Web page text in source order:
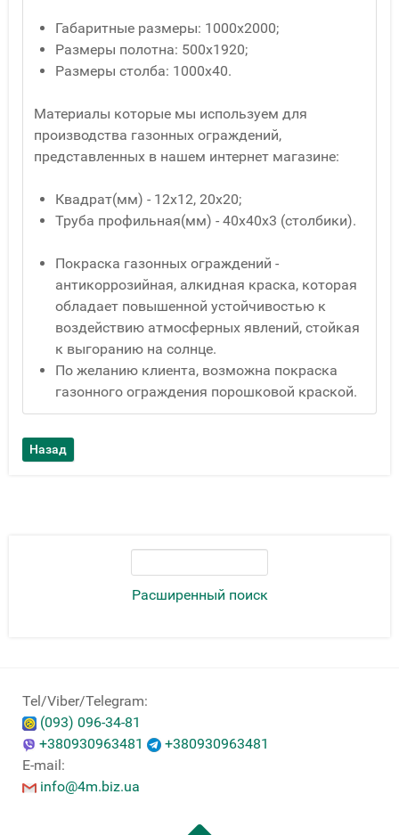
Расширенный поиск
Габаритные размеры: 1000х2000;
Размеры полотна: 500х1920;
Размеры столба: 1000х40.
Материалы которые мы используем для
производства газонных ограждений,
представленных в нашем интернет магазине:
Квадрат(мм) - 12x12, 20x20;
Труба профильная(мм) - 40x40x3 (столбики).
Покраска газонных ограждений -
антикоррозийная, алкидная краска, которая
обладает повышенной устойчивостью к
воздействию атмосферных явлений, стойкая
к выгоранию на солнце.
По желанию клиента, возможна покраска
газонного ограждения порошковой краской.
Tel/Viber/Telegram:
(093) 096-34-81
+380930963481
+380930963481
E-mail:
info@4m.biz.ua